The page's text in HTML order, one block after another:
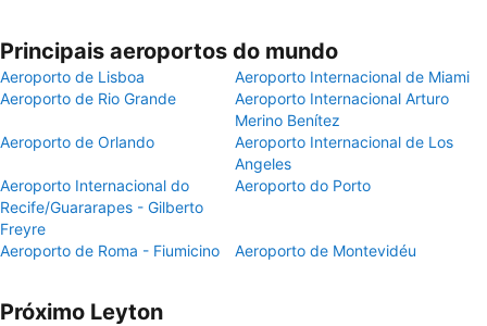
Principais aeroportos do mundo
Aeroporto de Lisboa
Aeroporto Internacional de Miami
Aeroporto de Rio Grande
Aeroporto Internacional Arturo
Merino Benítez
Aeroporto de Orlando
Aeroporto Internacional de Los
Angeles
Aeroporto Internacional do
Recife/Guararapes - Gilberto
Freyre
Aeroporto do Porto
Aeroporto de Roma - Fiumicino Aeroporto de Montevidéu
Próximo Leyton